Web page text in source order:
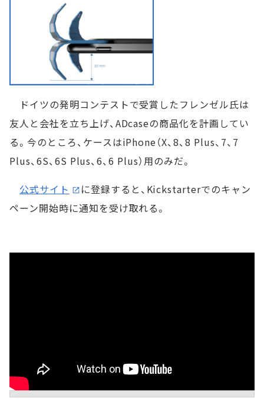
ドイツの発明コンテストで受賞したフレンゼル氏は
友人と会社を立ち上げ、ADcaseの商品化を計画してい
る。今のところ、ケースはiPhone（X、8、8 Plus、7、7
Plus、6S、6S Plus、6、6 Plus）用のみだ。
公式サイト
に登録すると、Kickstarterでのキャン
ペーン開始時に通知を受け取れる。